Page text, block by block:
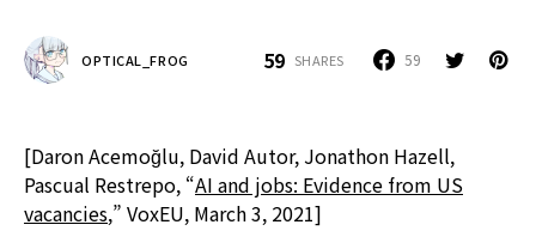
OPTICAL_FROG 59 SHARES 59
[Daron Acemoğlu, David Autor, Jonathon Hazell,
Pascual Restrepo, “AI and jobs: Evidence from US
vacancies,” VoxEU, March 3, 2021]